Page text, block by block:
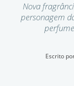
Nova
personagem
Escrito